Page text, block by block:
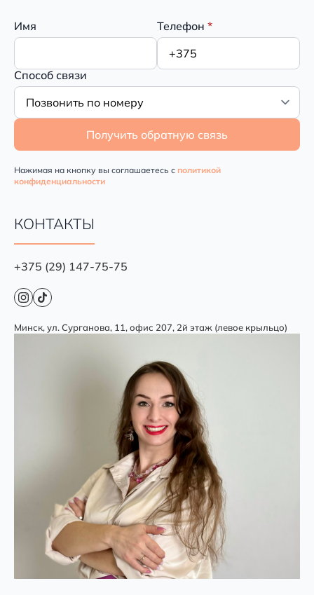
Имя Телефон *
Способ связи
Получить обратную связь
Нажимая на кнопку вы соглашаетесь с политикой
конфиденциальности
КОНТАКТЫ
+375 (29) 147-75-75
Минск, ул. Сурганова, 11, офис 207, 2й этаж (левое крыльцо)